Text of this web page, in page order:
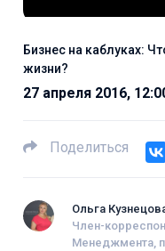
Бизнес на каблуках:
жизни?
27 апреля 2016,
Поделиться
Ольга
Член-
Менеджмента,